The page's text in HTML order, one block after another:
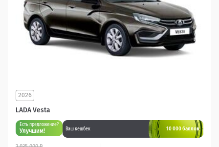
LADA Vesta
2026
Есть предложение?
Улучшим! Ваш кешбек 10 000 баллов